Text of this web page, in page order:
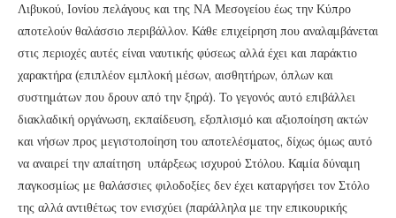
Λιβυκού, Ιονίου πελάγους και της ΝΑ Μεσογείου έως την Κύπρο
αποτελούν θαλάσσιο περιβάλλον. Κάθε επιχείρηση που αναλαμβάνεται
στις περιοχές αυτές είναι ναυτικής φύσεως αλλά έχει και παράκτιο
χαρακτήρα (επιπλέον εμπλοκή μέσων, αισθητήρων, όπλων και
συστημάτων που δρουν από την ξηρά). Το γεγονός αυτό επιβάλλει
διακλαδική οργάνωση, εκπαίδευση, εξοπλισμό και αξιοποίηση ακτών
και νήσων προς μεγιστοποίηση του αποτελέσματος, δίχως όμως αυτό
να αναιρεί την απαίτηση υπάρξεως ισχυρού Στόλου. Καμία δύναμη
παγκοσμίως με θαλάσσιες φιλοδοξίες δεν έχει καταργήσει τον Στόλο
της αλλά αντιθέτως τον ενισχύει (παράλληλα με την επικουρικής